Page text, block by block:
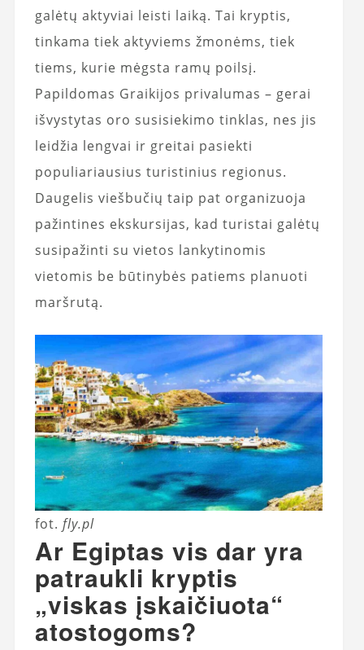
galėtų aktyviai leisti laiką. Tai kryptis,
tinkama tiek aktyviems žmonėms, tiek
tiems, kurie mėgsta ramų poilsį.
Papildomas Graikijos privalumas – gerai
išvystytas oro susisiekimo tinklas, nes jis
leidžia lengvai ir greitai pasiekti
populiariausius turistinius regionus.
Daugelis viešbučių taip pat organizuoja
pažintines ekskursijas, kad turistai galėtų
susipažinti su vietos lankytinomis
vietomis be būtinybės patiems planuoti
maršrutą.
fot. fly.pl
Ar Egiptas vis dar yra
patraukli kryptis
„viskas įskaičiuota“
atostogoms?